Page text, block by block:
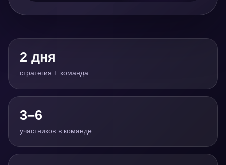
2 дня
стратегия + команда
3–6
участников в команде